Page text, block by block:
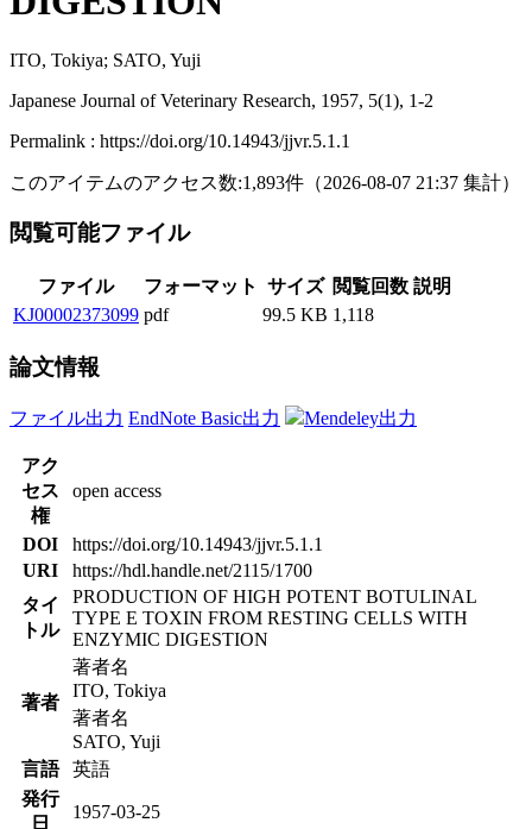
ITO, Tokiya; SATO, Yuji
Japanese Journal of Veterinary Research, 1957, 5(1), 1-2
Permalink : https://doi.org/10.14943/jjvr.5.1.1
このアイテムのアクセス数:1,893件 （2026-08-07 21:37 集計）
閲覧可能ファイル
ファイル フォーマット サイズ 閲覧回数 説明
KJ00002373099 pdf 99.5 KB 1,118
論文情報
ファイル出力 EndNote Basic出力 Mendeley出力
アク
セス
権
open access
DOI
https://doi.org/10.14943/jjvr.5.1.1
URI
https://hdl.handle.net/2115/1700
タイ
トル
PRODUCTION OF HIGH POTENT BOTULINAL
TYPE E TOXIN FROM RESTING CELLS WITH
ENZYMIC DIGESTION
著者
著者名
ITO, Tokiya
著者名
SATO, Yuji
言語
英語
発行
日
1957-03-25